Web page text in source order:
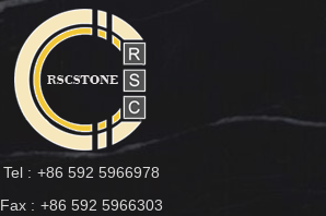
Tel : +86 592 5966978
Fax : +86 592 5966303